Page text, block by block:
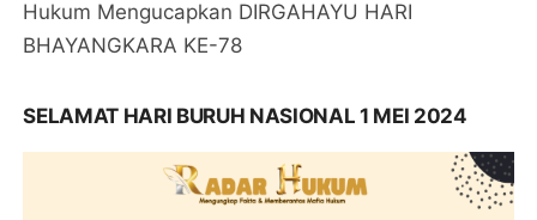
Kami Segenap Keluarga Besar Media Radar